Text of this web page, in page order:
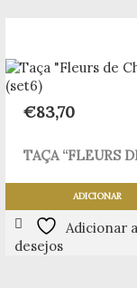
€83,70
TAÇA “FLEURS
ADICIONAR
Adicionar
desejos